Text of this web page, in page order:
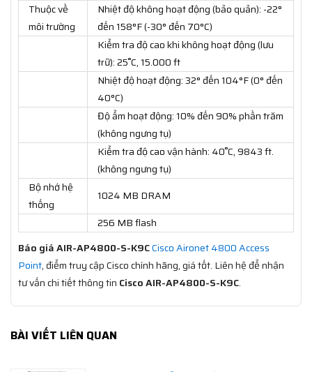
Thuộc về
môi trường
Nhiệt độ không hoạt động (bảo quản): -22°
đến 158°F (-30° đến 70°C)
Kiểm tra độ cao khi không hoạt động (lưu
trữ): 25˚C, 15.000 ft
Nhiệt độ hoạt động: 32° đến 104°F (0° đến
40°C)
Độ ẩm hoạt động: 10% đến 90% phần trăm
(không ngưng tụ)
Kiểm tra độ cao vận hành: 40˚C, 9843 ft.
(không ngưng tụ)
Bộ nhớ hệ
thống
1024 MB DRAM
256 MB flash
Báo giá AIR-AP4800-S-K9CCisco Aironet 4800 Access
Point, điểm truy cập Cisco chính hãng, giá tốt. Liên hệ để nhận
tư vấn chi tiết thông tin Cisco AIR-AP4800-S-K9C.
BÀI VIẾT LIÊN QUAN